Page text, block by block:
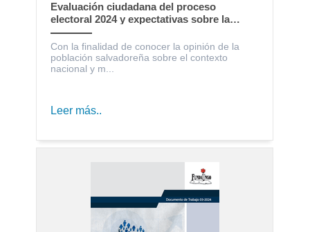
Evaluación ciudadana del proceso
electoral 2024 y expectativas sobre la
gestión gubernamental, legislativa y
municipal
Con la finalidad de conocer la opinión de la
población salvadoreña sobre el contexto
nacional y m...
Leer más..